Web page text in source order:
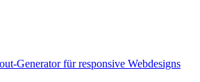
Generator für responsive Webdesigns